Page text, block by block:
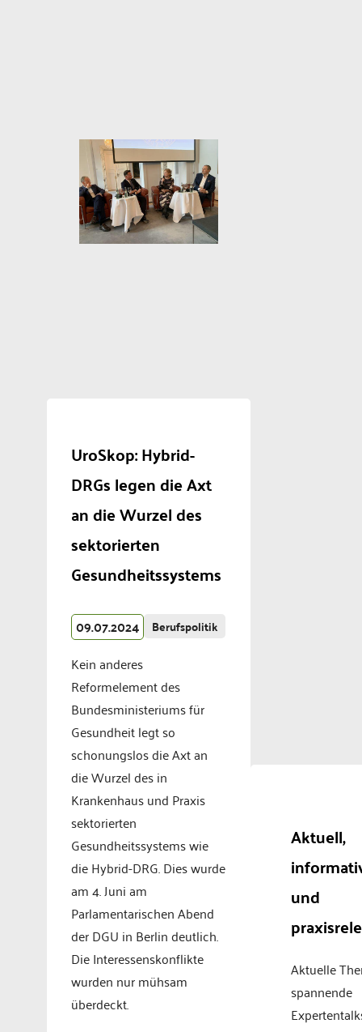
UroSkop: Hybrid-
DRGs legen die Axt
an die Wurzel des
sektorierten
Gesundheitssystems
09.07.2024 Berufspolitik
Kein anderes
Reformelement des
Bundesministeriums für
Gesundheit legt so
schonungslos die Axt an
die Wurzel des in
Krankenhaus und Praxis
sektorierten
Gesundheitssystems wie
die Hybrid-DRG. Dies wurde
am 4. Juni am
Parlamentarischen Abend
der DGU in Berlin deutlich.
Die Interessenskonflikte
wurden nur mühsam
überdeckt.
Aktuell,
und
Aktuelle
spannende